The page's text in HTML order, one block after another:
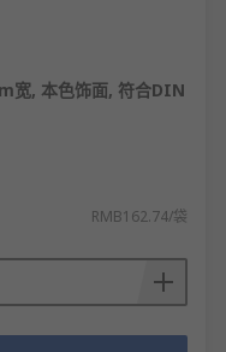
宽, 本色饰面, 符合DIN
RMB162.74/袋